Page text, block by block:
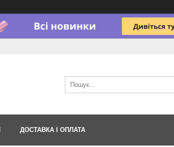
ДОСТАВКА І ОПЛАТА